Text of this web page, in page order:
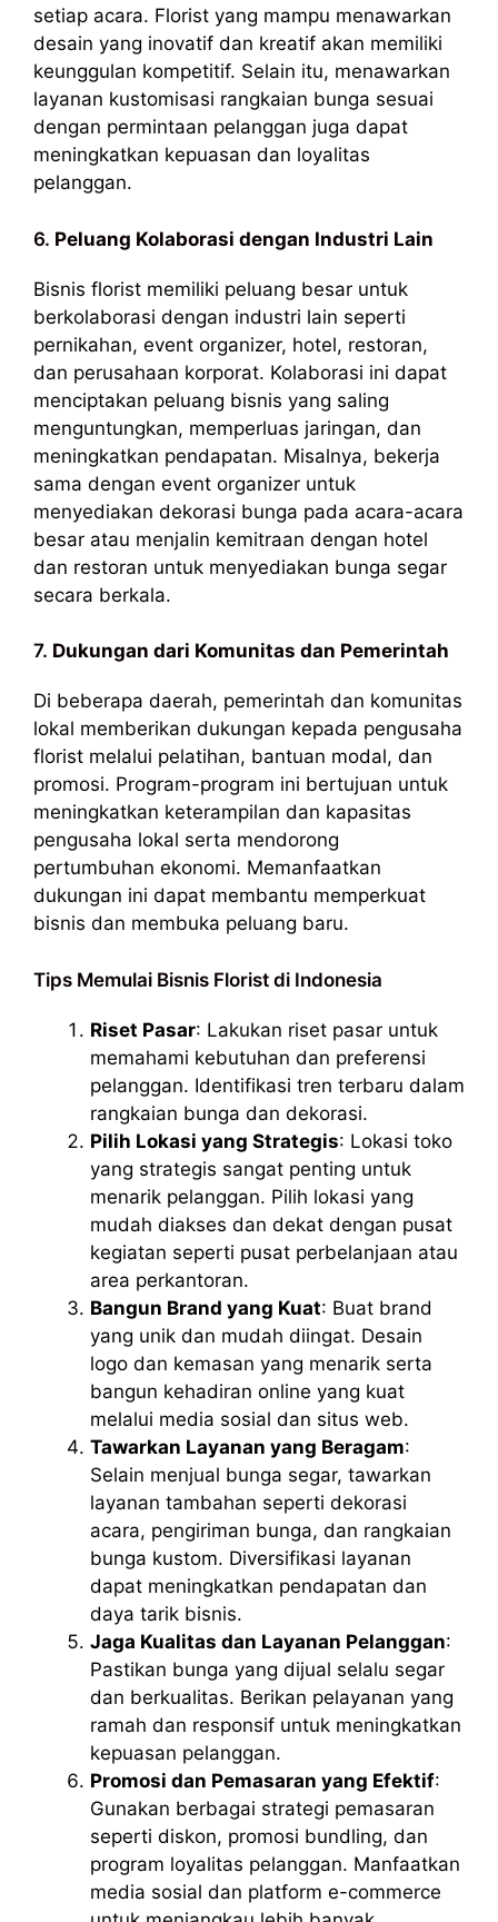
setiap acara. Florist yang mampu menawarkan
desain yang inovatif dan kreatif akan memiliki
keunggulan kompetitif. Selain itu, menawarkan
layanan kustomisasi rangkaian bunga sesuai
dengan permintaan pelanggan juga dapat
meningkatkan kepuasan dan loyalitas
pelanggan.
6. Peluang Kolaborasi dengan Industri Lain
Bisnis florist memiliki peluang besar untuk
berkolaborasi dengan industri lain seperti
pernikahan, event organizer, hotel, restoran,
dan perusahaan korporat. Kolaborasi ini dapat
menciptakan peluang bisnis yang saling
menguntungkan, memperluas jaringan, dan
meningkatkan pendapatan. Misalnya, bekerja
sama dengan event organizer untuk
menyediakan dekorasi bunga pada acara-acara
besar atau menjalin kemitraan dengan hotel
dan restoran untuk menyediakan bunga segar
secara berkala.
7. Dukungan dari Komunitas dan Pemerintah
Di beberapa daerah, pemerintah dan komunitas
lokal memberikan dukungan kepada pengusaha
florist melalui pelatihan, bantuan modal, dan
promosi. Program-program ini bertujuan untuk
meningkatkan keterampilan dan kapasitas
pengusaha lokal serta mendorong
pertumbuhan ekonomi. Memanfaatkan
dukungan ini dapat membantu memperkuat
bisnis dan membuka peluang baru.
Tips Memulai Bisnis Florist di Indonesia
Riset Pasar: Lakukan riset pasar untuk
memahami kebutuhan dan preferensi
pelanggan. Identifikasi tren terbaru dalam
rangkaian bunga dan dekorasi.
Pilih Lokasi yang Strategis: Lokasi toko
yang strategis sangat penting untuk
menarik pelanggan. Pilih lokasi yang
mudah diakses dan dekat dengan pusat
kegiatan seperti pusat perbelanjaan atau
area perkantoran.
Bangun Brand yang Kuat: Buat brand
yang unik dan mudah diingat. Desain
logo dan kemasan yang menarik serta
bangun kehadiran online yang kuat
melalui media sosial dan situs web.
Tawarkan Layanan yang Beragam:
Selain menjual bunga segar, tawarkan
layanan tambahan seperti dekorasi
acara, pengiriman bunga, dan rangkaian
bunga kustom. Diversifikasi layanan
dapat meningkatkan pendapatan dan
daya tarik bisnis.
Jaga Kualitas dan Layanan Pelanggan:
Pastikan bunga yang dijual selalu segar
dan berkualitas. Berikan pelayanan yang
ramah dan responsif untuk meningkatkan
kepuasan pelanggan.
Promosi dan Pemasaran yang Efektif:
Gunakan berbagai strategi pemasaran
seperti diskon, promosi bundling, dan
program loyalitas pelanggan. Manfaatkan
media sosial dan platform e-commerce